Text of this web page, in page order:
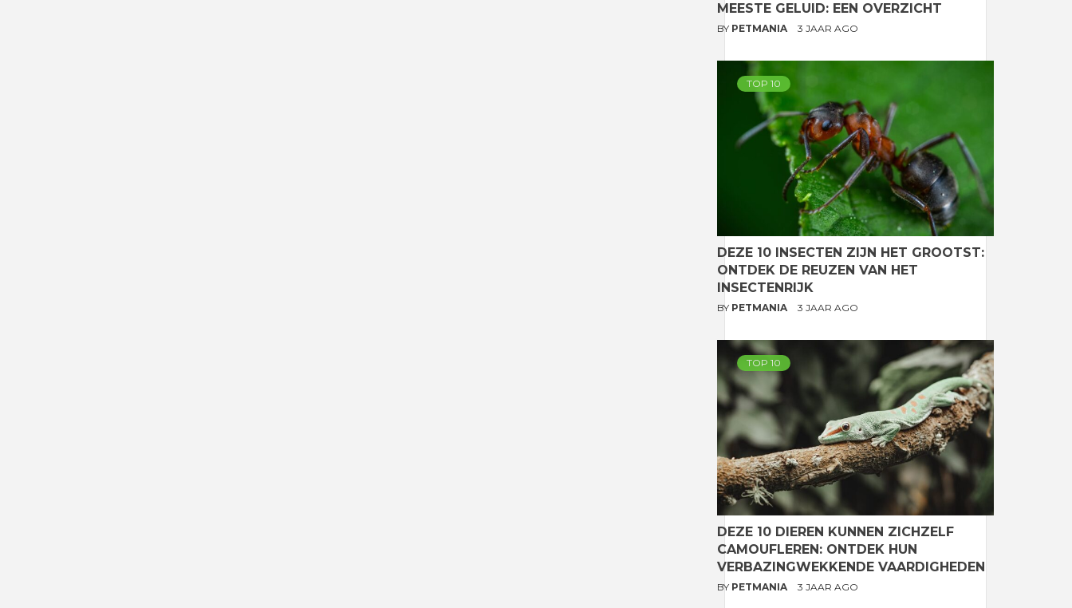
MEESTE GELUID: EEN OVERZICHT
BY PETMANIA 3 JAAR AGO
TOP 10
DEZE 10 INSECTEN ZIJN HET GROOTST:
ONTDEK DE REUZEN VAN HET
INSECTENRIJK
BY PETMANIA 3 JAAR AGO
TOP 10
DEZE 10 DIEREN KUNNEN ZICHZELF
CAMOUFLEREN: ONTDEK HUN
VERBAZINGWEKKENDE VAARDIGHEDEN
BY PETMANIA 3 JAAR AGO